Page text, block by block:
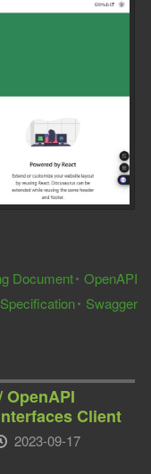
Document OpenAPI
Swagger
OpenAPI
Client
2023-09-17